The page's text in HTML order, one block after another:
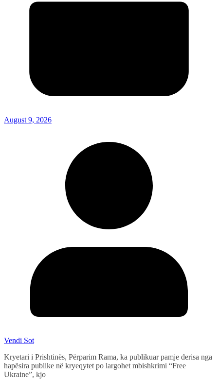
August 9, 2026
Vendi Sot
Kryetari i Prishtinës, Përparim Rama, ka publikuar pamje derisa nga
hapësira publike në kryeqytet po largohet mbishkrimi “Free
Ukraine”, kjo